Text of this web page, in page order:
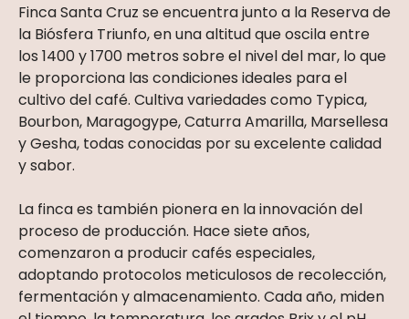
Finca Santa Cruz se encuentra junto a la Reserva de
la Biósfera Triunfo, en una altitud que oscila entre
los 1400 y 1700 metros sobre el nivel del mar, lo que
le proporciona las condiciones ideales para el
cultivo del café. Cultiva variedades como Typica,
Bourbon, Maragogype, Caturra Amarilla, Marsellesa
y Gesha, todas conocidas por su excelente calidad
y sabor.
La finca es también pionera en la innovación del
proceso de producción. Hace siete años,
comenzaron a producir cafés especiales,
adoptando protocolos meticulosos de recolección,
fermentación y almacenamiento. Cada año, miden